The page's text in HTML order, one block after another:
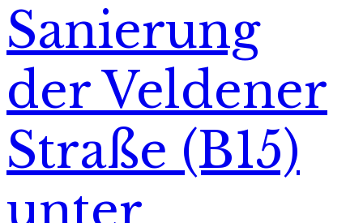
Sanierung
der Veldener
Straße (B15)
unter